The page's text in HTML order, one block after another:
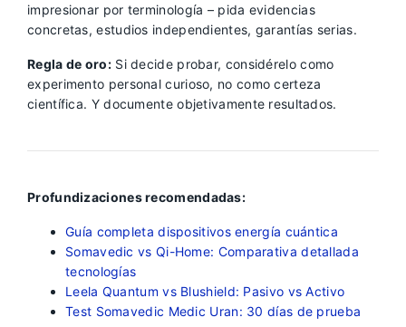
impresionar por terminología – pida evidencias
concretas, estudios independientes, garantías serias.
Regla de oro:Si decide probar, considérelo como
experimento personal curioso, no como certeza
científica. Y documente objetivamente resultados.
Profundizaciones recomendadas:
Guía completa dispositivos energía cuántica
Somavedic vs Qi-Home: Comparativa detallada
tecnologías
Leela Quantum vs Blushield: Pasivo vs Activo
Test Somavedic Medic Uran: 30 días de prueba